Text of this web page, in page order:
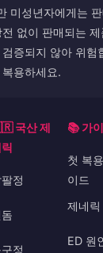
미성년자에게는
없이 판매되는
증되지 않아 위험
용하세요.
국산 제
정
정
📚 가
첫 복
이드
제네릭
ED 원